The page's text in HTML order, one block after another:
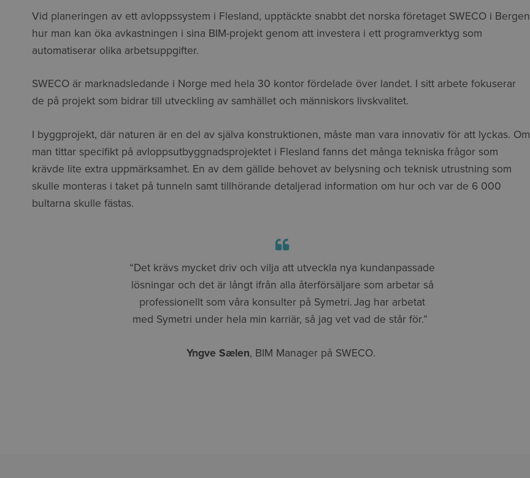
Vid planeringen av ett avloppssystem i Flesland, upptäckte snabbt det norska företaget SWECO i Bergen
hur man kan öka avkastningen i sina BIM-projekt genom att investera i ett programverktyg som
automatiserar olika arbetsuppgifter.
SWECO är marknadsledande i Norge med hela 30 kontor fördelade över landet. I sitt arbete fokuserar
de på projekt som bidrar till utveckling av samhället och människors livskvalitet.
I byggprojekt, där naturen är en del av själva konstruktionen, måste man vara innovativ för att lyckas. Om
man tittar specifikt på avloppsutbyggnadsprojektet i Flesland fanns det många tekniska frågor som
krävde lite extra uppmärksamhet. En av dem gällde behovet av belysning och teknisk utrustning som
skulle monteras i taket på tunneln samt tillhörande detaljerad information om hur och var de 6 000
bultarna skulle fästas.
“Det krävs mycket driv och vilja att utveckla nya kundanpassade
lösningar och det är långt ifrån alla återförsäljare som arbetar så
professionellt som våra konsulter på Symetri. Jag har arbetat
med Symetri under hela min karriär, så jag vet vad de står för.”
Yngve Sælen, BIM Manager på SWECO.